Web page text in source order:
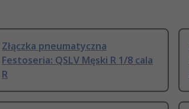
Złączka pneumatyczna
Festoseria: QSLV Męski R 1/8 cala
R